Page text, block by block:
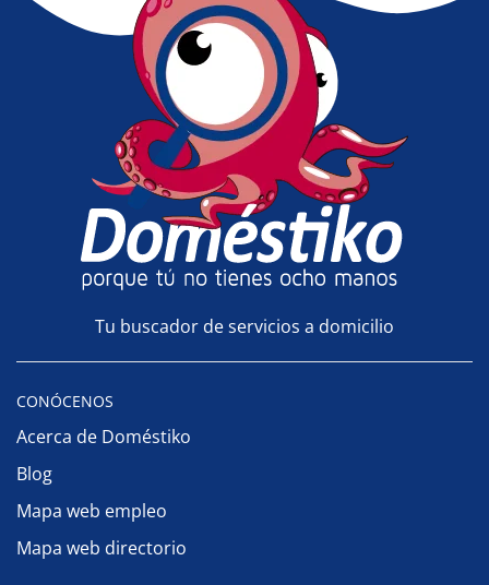
Tu buscador de servicios a domicilio
CONÓCENOS
Acerca de Doméstiko
Blog
Mapa web empleo
Mapa web directorio